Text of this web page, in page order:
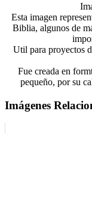
Esta imagen
Biblia, algunos de
Util para proyectos
Fue creada en
pequeño, por su
Imágenes